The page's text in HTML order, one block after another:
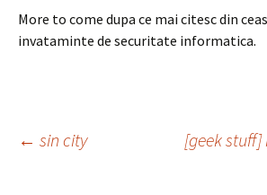
More to come dupa ce mai citesc din
invataminte de securitate informatica.
Post
← sin city [geek stuff]